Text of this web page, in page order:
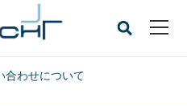
合わせについて